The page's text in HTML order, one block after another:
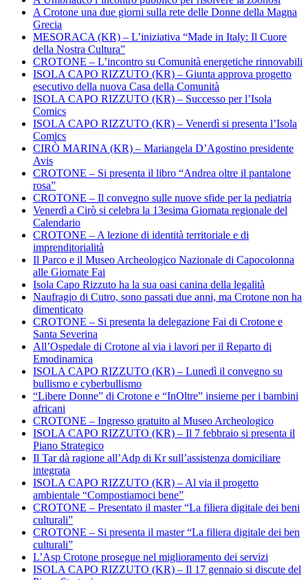
A Crotone una due giorni sulla rete delle Donne della Magna
Grecia
MESORACA (KR) – L’iniziativa “Made in Italy: Il Cuore
della Nostra Cultura”
CROTONE – L’incontro su Comunità energetiche rinnovabili
ISOLA CAPO RIZZUTO (KR) – Giunta approva progetto
esecutivo della nuova Casa della Comunità
ISOLA CAPO RIZZUTO (KR) – Successo per l’Isola
Comics
ISOLA CAPO RIZZUTO (KR) – Venerdì si presenta l’Isola
Comics
CIRÒ MARINA (KR) – Mariangela D’Agostino presidente
Avis
CROTONE – Si presenta il libro “Andrea oltre il pantalone
rosa”
CROTONE – Il convegno sulle nuove sfide per la pediatria
Venerdì a Cirò si celebra la 13esima Giornata regionale del
Calendario
CROTONE – A lezione di identità territoriale e di
imprenditorialità
Il Parco e il Museo Archeologico Nazionale di Capocolonna
alle Giornate Fai
Isola Capo Rizzuto ha la sua oasi canina della legalità
Naufragio di Cutro, sono passati due anni, ma Crotone non ha
dimenticato
CROTONE – Si presenta la delegazione Fai di Crotone e
Santa Severina
All’Ospedale di Crotone al via i lavori per il Reparto di
Emodinamica
ISOLA CAPO RIZZUTO (KR) – Lunedì il convegno su
bullismo e cyberbullismo
“Libere Donne” di Crotone e “InOltre” insieme per i bambini
africani
CROTONE – Ingresso gratuito al Museo Archeologico
ISOLA CAPO RIZZUTO (KR) – Il 7 febbraio si presenta il
Piano Strategico
Il Tar dà ragione all’Adp di Kr sull’assistenza domiciliare
integrata
ISOLA CAPO RIZZUTO (KR) – Al via il progetto
ambientale “Compostiamoci bene”
CROTONE – Presentato il master “La filiera digitale dei beni
culturali”
CROTONE – Si presenta il master “La filiera digitale dei ben
culturali”
L’Asp Crotone prosegue nel miglioramento dei servizi
ISOLA CAPO RIZZUTO (KR) – Il 17 gennaio si discute del